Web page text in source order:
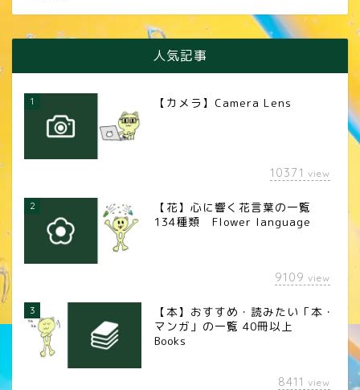
人気記事
1 【カメラ】Camera Lens
10371 view
2
【花】心に響く花言葉の一覧
134種類 Flower language
9109 view
3
【本】おすすめ・読みたい「本・
マンガ」の一覧 40冊以上
Books
8411 view